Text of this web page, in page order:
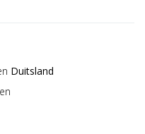
Duitsland